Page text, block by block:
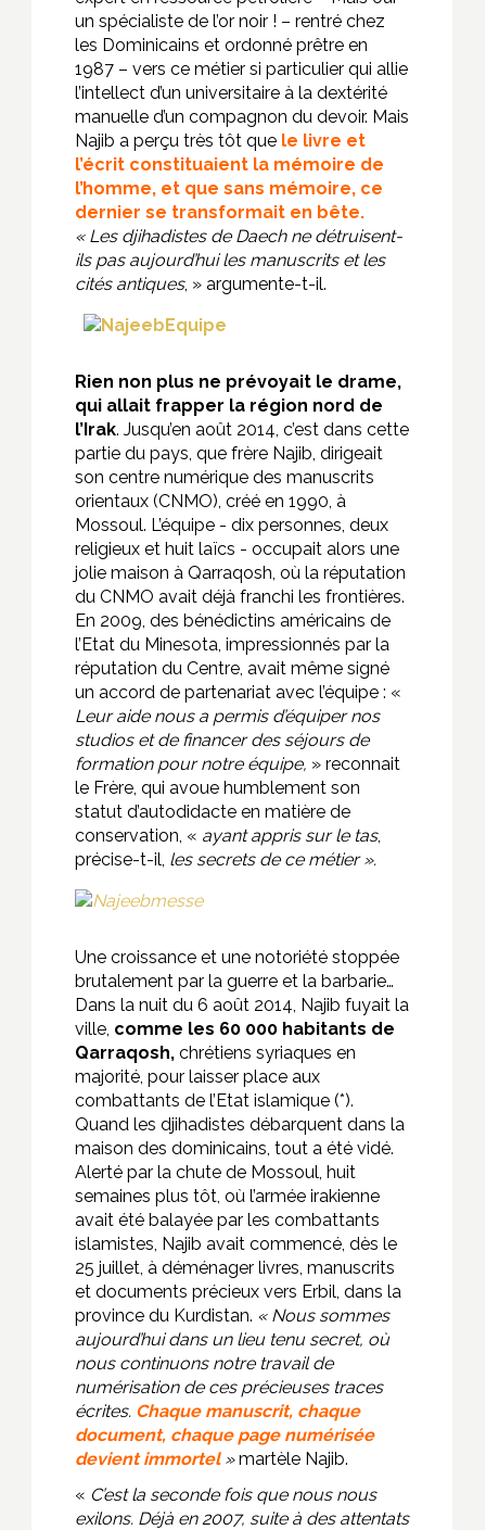
un spécialiste de l’or noir ! – rentré chez
les Dominicains et ordonné prêtre en
1987 – vers ce métier si particulier qui allie
l’intellect d’un universitaire à la dextérité
manuelle d’un compagnon du devoir. Mais
Najib a perçu très tôt que le livre et
l’écrit constituaient la mémoire de
l’homme, et que sans mémoire, ce
dernier se transformait en bête.
« Les djihadistes de Daech ne détruisent-
ils pas aujourd’hui les manuscrits et les
cités antiques, » argumente-t-il.
Rien non plus ne prévoyait le drame,
qui allait frapper la région nord de
l’Irak. Jusqu’en août 2014, c’est dans cette
partie du pays, que frère Najib, dirigeait
son centre numérique des manuscrits
orientaux (CNMO), créé en 1990, à
Mossoul. L’équipe - dix personnes, deux
religieux et huit laïcs - occupait alors une
jolie maison à Qarraqosh, où la réputation
du CNMO avait déjà franchi les frontières.
En 2009, des bénédictins américains de
l’Etat du Minesota, impressionnés par la
réputation du Centre, avait même signé
un accord de partenariat avec l’équipe : «
Leur aide nous a permis d’équiper nos
studios et de financer des séjours de
formation pour notre équipe, » reconnait
le Frère, qui avoue humblement son
statut d’autodidacte en matière de
conservation, « ayant appris sur le tas,
précise-t-il, les secrets de ce métier ».
Une croissance et une notoriété stoppée
brutalement par la guerre et la barbarie…
Dans la nuit du 6 août 2014, Najib fuyait la
ville, comme les 60 000 habitants de
Qarraqosh, chrétiens syriaques en
majorité, pour laisser place aux
combattants de l’Etat islamique (*).
Quand les djihadistes débarquent dans la
maison des dominicains, tout a été vidé.
Alerté par la chute de Mossoul, huit
semaines plus tôt, où l’armée irakienne
avait été balayée par les combattants
islamistes, Najib avait commencé, dès le
25 juillet, à déménager livres, manuscrits
et documents précieux vers Erbil, dans la
province du Kurdistan. « Nous sommes
aujourd’hui dans un lieu tenu secret, où
nous continuons notre travail de
numérisation de ces précieuses traces
écrites. Chaque manuscrit, chaque
document, chaque page numérisée
devient immortel »martèle Najib.
« C’est la seconde fois que nous nous
exilons. Déjà en 2007, suite à des attentats